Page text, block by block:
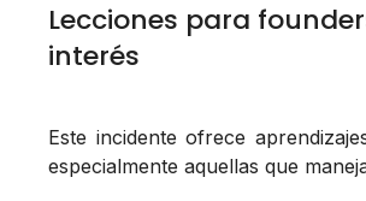
Lecciones para
interés
Este incidente ofrece
especialmente aquellas que